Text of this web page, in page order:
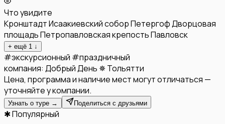
Что увидите
КронштадтИсаакиевский соборПетергофДворцовая
площадьПетропавловская крепостьПавловск
+ ещё 1 ↓
#экскурсионный #праздничный
компания: Добрый День ✵ Тольятти
Цена, программа и наличие мест могут отличаться —
уточняйте у компании.
Узнать о туре → Поделиться с друзьями
✱ Популярный